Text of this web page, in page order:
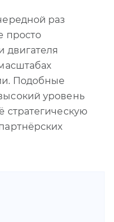
раз
просто
двигателя
Подобные
уровень
стратегическую